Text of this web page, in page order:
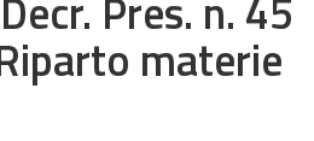
materie